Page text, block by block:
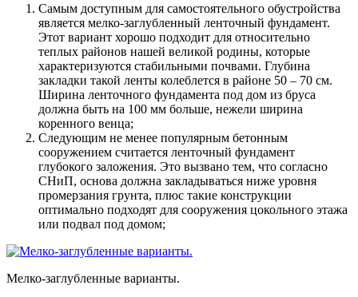
Самым доступным для самостоятельного обустройства
является мелко-заглубленный ленточный фундамент.
Этот вариант хорошо подходит для относительно
теплых районов нашей великой родины, которые
характеризуются стабильными почвами. Глубина
закладки такой ленты колеблется в районе 50 – 70 см.
Ширина ленточного фундамента под дом из бруса
должна быть на 100 мм больше, нежели ширина
коренного венца;
Следующим не менее популярным бетонным
сооружением считается ленточный фундамент
глубокого заложения. Это вызвано тем, что согласно
СНиП, основа должна закладываться ниже уровня
промерзания грунта, плюс такие конструкции
оптимально подходят для сооружения цокольного этажа
или подвал под домом;
Мелко-заглубленные варианты.